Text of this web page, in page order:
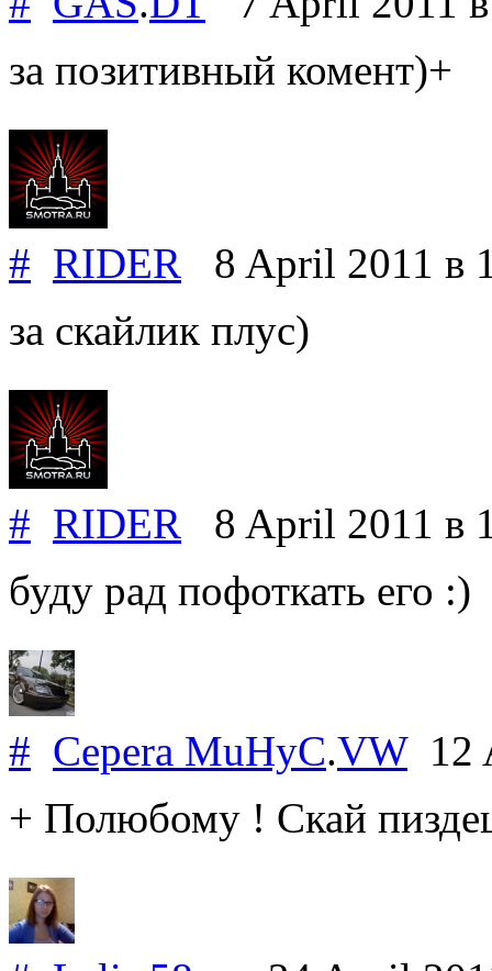
за позитивный комент)+
# RIDER 8 April 2011 в
за скайлик плус)
# RIDER 8 April 2011 в
буду рад пофоткать его :)
# Cepera MuHyC.VW12
+ Полюбому ! Скай